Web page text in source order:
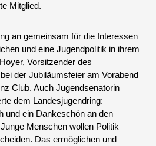
Mitglied.
an gemeinsam für die Interessen
und eine Jugendpolitik in ihrem
Vorsitzender des
der Jubiläumsfeier am Vorabend
Club. Auch Jugendsenatorin
dem Landesjugendring:
und ein Dankeschön an den
Menschen wollen Politik
Das ermöglichen und